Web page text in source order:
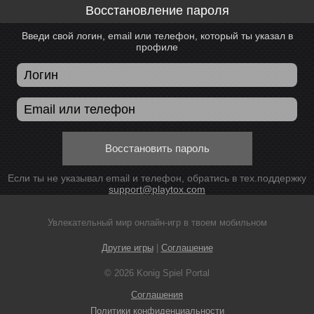
Восстановление пароля
Введи свой логин, email или телефон, который ты указал в
профиле
Восстановить пароль
Если ты не указывал email и телефон, обратись в тех.поддержку
support@playtox.com
Увлекательный мир онлайн-игр в твоем мобильном
Другие игры| Соглашение
© 2026 Konig Spiel Portal
Соглашения
Политики конфиденциальности